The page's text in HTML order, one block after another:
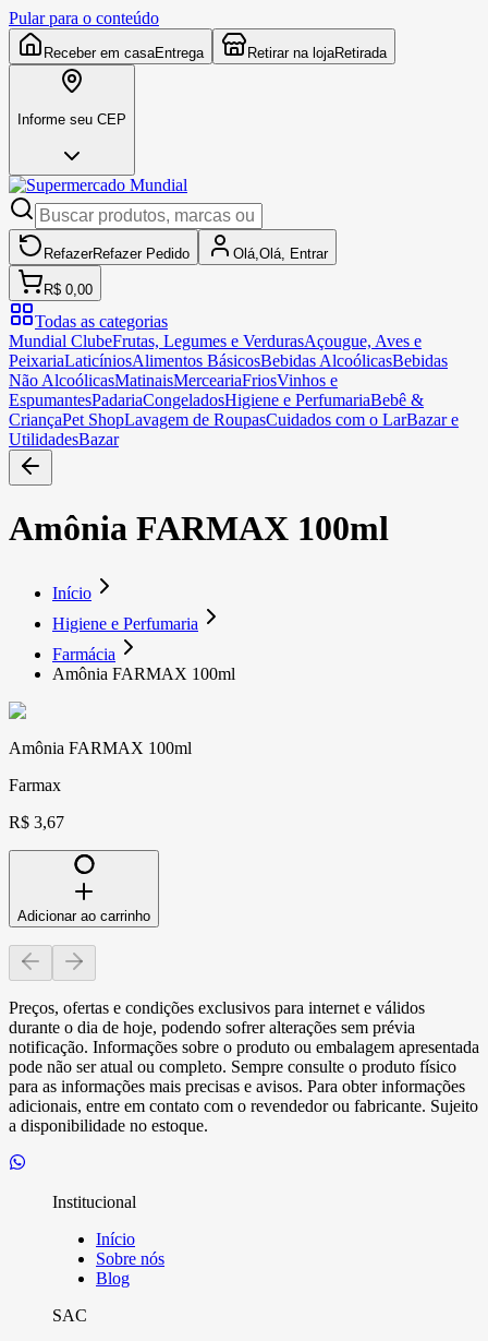
Pular para o conteúdo
Receber em casaEntrega Retirar na lojaRetirada
Informe seu CEP
RefazerRefazer Pedido Olá, Olá, Entrar
R$ 0,00
Todas as categorias
Mundial ClubeFrutas, Legumes e VerdurasAçougue, Aves e
PeixariaLaticíniosAlimentos BásicosBebidas AlcoólicasBebidas
Não AlcoólicasMatinaisMerceariaFriosVinhos e
EspumantesPadariaCongeladosHigiene e PerfumariaBebê &
CriançaPet ShopLavagem de RoupasCuidados com o LarBazar e
UtilidadesBazar
Amônia FARMAX 100ml
Início
Higiene e Perfumaria
Farmácia
Amônia FARMAX 100ml
Amônia FARMAX 100ml
Farmax
R$ 3,67
Adicionar ao carrinho
Preços, ofertas e condições exclusivos para internet e válidos
durante o dia de hoje, podendo sofrer alterações sem prévia
notificação. Informações sobre o produto ou embalagem apresentada
pode não ser atual ou completo. Sempre consulte o produto físico
para as informações mais precisas e avisos. Para obter informações
adicionais, entre em contato com o revendedor ou fabricante. Sujeito
a disponibilidade no estoque.
Institucional
Início
Sobre nós
Blog
SAC